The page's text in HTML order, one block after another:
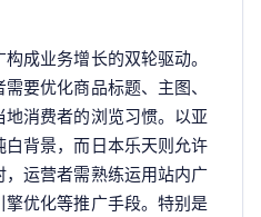
成业务增长的双轮驱动。
要优化商品标题、主图、
消费者的浏览习惯。以亚
背景，而日本乐天则允许
运营者需熟练运用站内广
优化等推广手段。特别是